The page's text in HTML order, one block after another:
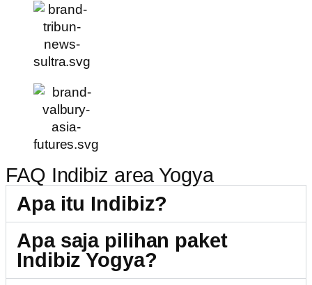
FAQ Indibiz area Yogya
Apa itu Indibiz?
Apa saja pilihan paket
Indibiz Yogya?